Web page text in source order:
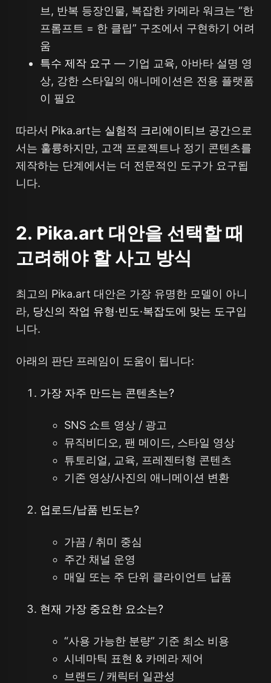
브, 반복 등장인물, 복잡한 카메라 워크는 “한
프롬프트 = 한 클립” 구조에서 구현하기 어려
움
특수 제작 요구 — 기업 교육, 아바타 설명 영
상, 강한 스타일의 애니메이션은 전용 플랫폼
이 필요
따라서 Pika.art는 실험적 크리에이티브 공간으로
서는 훌륭하지만, 고객 프로젝트나 정기 콘텐츠를
제작하는 단계에서는 더 전문적인 도구가 요구됩
니다.
2. Pika.art 대안을 선택할 때
고려해야 할 사고 방식
최고의 Pika.art 대안은 가장 유명한 모델이 아니
라, 당신의 작업 유형·빈도·복잡도에 맞는 도구입
니다.
아래의 판단 프레임이 도움이 됩니다:
가장 자주 만드는 콘텐츠는?
SNS 쇼트 영상 / 광고
뮤직비디오, 팬 메이드, 스타일 영상
튜토리얼, 교육, 프레젠터형 콘텐츠
기존 영상/사진의 애니메이션 변환
업로드/납품 빈도는?
가끔 / 취미 중심
주간 채널 운영
매일 또는 주 단위 클라이언트 납품
현재 가장 중요한 요소는?
“사용 가능한 분량” 기준 최소 비용
시네마틱 표현 & 카메라 제어
브랜드 / 캐릭터 일관성